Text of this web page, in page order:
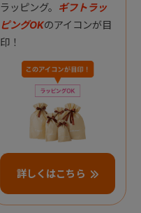
ラッピング。 ギフトラッ
ピングOKのアイコンが目
印！
詳しくはこちら